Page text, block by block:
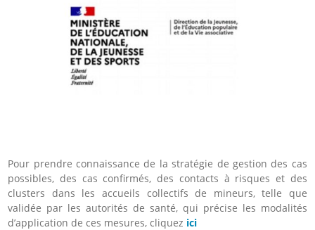
Pour prendre connaissance de la stratégie de gestion des cas
possibles, des cas confirmés, des contacts à risques et des
clusters dans les accueils collectifs de mineurs, telle que
validée par les autorités de santé, qui précise les modalités
d’application de ces mesures, cliquez ici